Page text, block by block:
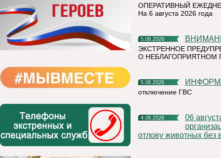
ОПЕРАТИВНЫЙ
На 6 августа 2026 года
5.08.2026
ЭКСТРЕННОЕ
О НЕБЛАГОПРИЯТНОМ
5.08.2026
отключение ГВС
4.08.2026
06 августа 2026 года на территории Княжпогостского района,
отлову животных без